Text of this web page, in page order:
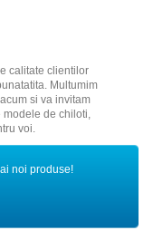
calitate clientilor
Multumim
si va invitam
de chiloti,
voi.
noi produse!